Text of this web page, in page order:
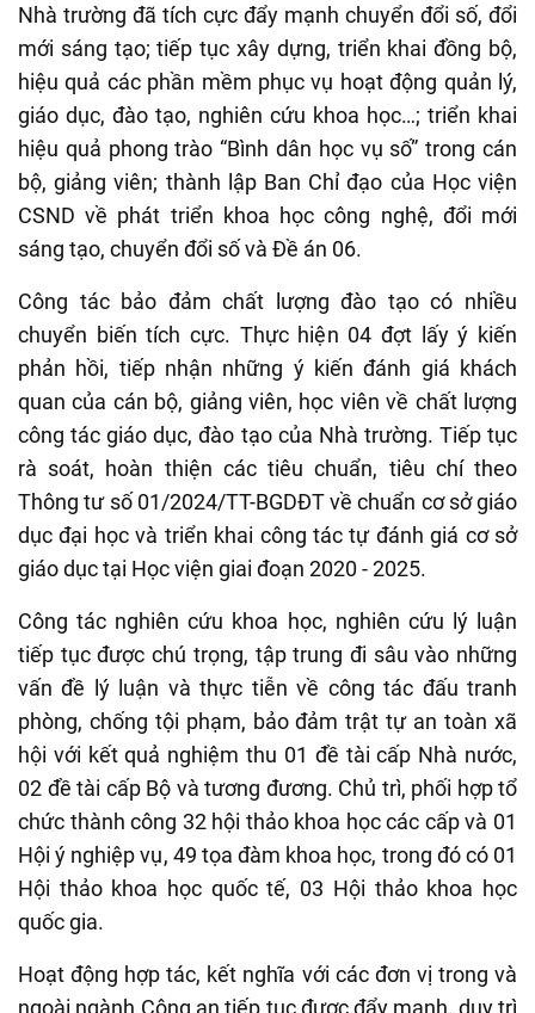
Nhà trường đã tích cực đẩy mạnh chuyển đổi số, đổi
mới sáng tạo; tiếp tục xây dựng, triển khai đồng bộ,
hiệu quả các phần mềm phục vụ hoạt động quản lý,
giáo dục, đào tạo, nghiên cứu khoa học…; triển khai
hiệu quả phong trào “Bình dân học vụ số” trong cán
bộ, giảng viên; thành lập Ban Chỉ đạo của Học viện
CSND về phát triển khoa học công nghệ, đổi mới
sáng tạo, chuyển đổi số và Đề án 06.
Công tác bảo đảm chất lượng đào tạo có nhiều
chuyển biến tích cực. Thực hiện 04 đợt lấy ý kiến
phản hồi, tiếp nhận những ý kiến đánh giá khách
quan của cán bộ, giảng viên, học viên về chất lượng
công tác giáo dục, đào tạo của Nhà trường. Tiếp tục
rà soát, hoàn thiện các tiêu chuẩn, tiêu chí theo
Thông tư số 01/2024/TT-BGDĐT về chuẩn cơ sở giáo
dục đại học và triển khai công tác tự đánh giá cơ sở
giáo dục tại Học viện giai đoạn 2020 - 2025.
Công tác nghiên cứu khoa học, nghiên cứu lý luận
tiếp tục được chú trọng, tập trung đi sâu vào những
vấn đề lý luận và thực tiễn về công tác đấu tranh
phòng, chống tội phạm, bảo đảm trật tự an toàn xã
hội với kết quả nghiệm thu 01 đề tài cấp Nhà nước,
02 đề tài cấp Bộ và tương đương. Chủ trì, phối hợp tổ
chức thành công 32 hội thảo khoa học các cấp và 01
Hội ý nghiệp vụ, 49 tọa đàm khoa học, trong đó có 01
Hội thảo khoa học quốc tế, 03 Hội thảo khoa học
quốc gia.
Hoạt động hợp tác, kết nghĩa với các đơn vị trong và
ngoài ngành Công an tiếp tục được đẩy mạnh, duy trì